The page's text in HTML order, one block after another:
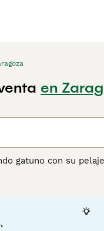
en
gatuno con su
por la cual estos
sus dueños y